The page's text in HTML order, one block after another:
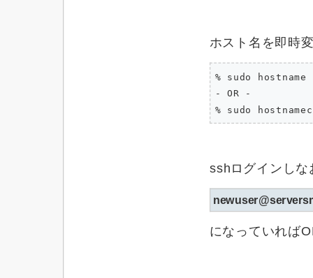
ホスト名を即時
% sudo hostname
- OR -
% sudo
sshログインし
になっていれば